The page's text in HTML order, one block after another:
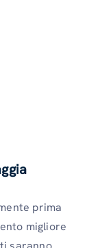
prima
migliore